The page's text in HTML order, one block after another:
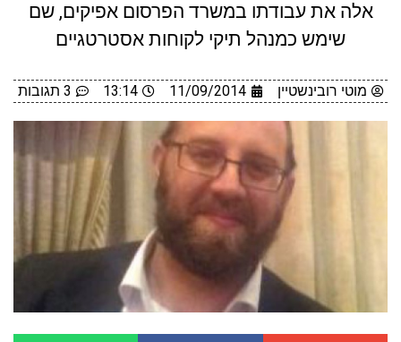
אלה את עבודתו במשרד הפרסום אפיקים, שם
שימש כמנהל תיקי לקוחות אסטרטגיים
מוטי רובינשטיין 11/09/2014
13:14 3 תגובות